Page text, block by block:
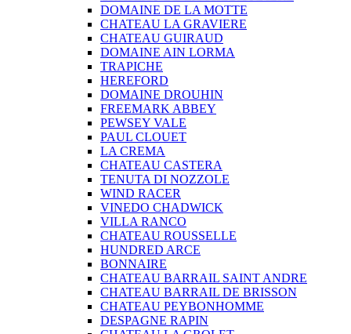
DOMAINE DE LA MOTTE
CHATEAU LA GRAVIERE
CHATEAU GUIRAUD
DOMAINE AIN LORMA
TRAPICHE
HEREFORD
DOMAINE DROUHIN
FREEMARK ABBEY
PEWSEY VALE
PAUL CLOUET
LA CREMA
CHATEAU CASTERA
TENUTA DI NOZZOLE
WIND RACER
VINEDO CHADWICK
VILLA RANCO
CHATEAU ROUSSELLE
HUNDRED ARCE
BONNAIRE
CHATEAU BARRAIL SAINT ANDRE
CHATEAU BARRAIL DE BRISSON
CHATEAU PEYBONHOMME
DESPAGNE RAPIN